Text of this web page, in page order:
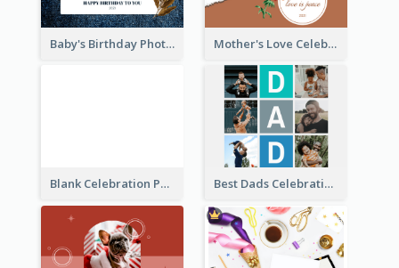
Baby's Birthday Photo Book Mother's Love Celebration Photo Book
Blank Celebration Photo Book Best Dads Celebration Photo Book